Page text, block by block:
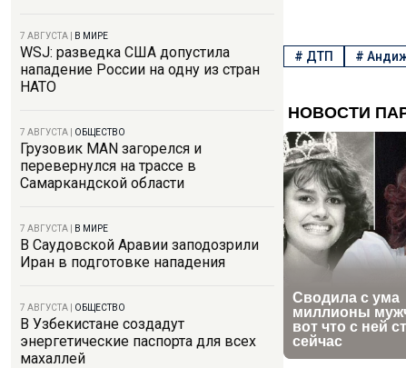
7 АВГУСТА В МИРЕ
WSJ: разведка США допустила
нападение России на одну из стран
НАТО
7 АВГУСТА ОБЩЕСТВО
Грузовик MAN загорелся и
перевернулся на трассе в
Самаркандской области
7 АВГУСТА В МИРЕ
В Саудовской Аравии заподозрили
Иран в подготовке нападения
7 АВГУСТА ОБЩЕСТВО
В Узбекистане создадут
энергетические паспорта для всех
махаллей
# ДТП #